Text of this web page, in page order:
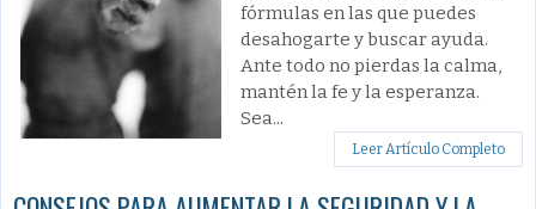
fórmulas en las que puedes
desahogarte y buscar ayuda.
Ante todo no pierdas la calma,
mantén la fe y la esperanza.
Sea...
Leer Artículo Completo